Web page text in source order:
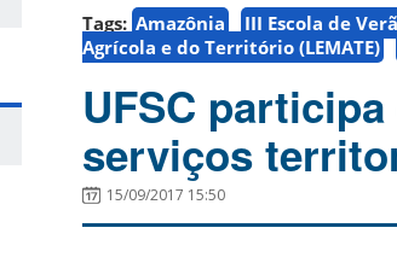
Tags: Amazônia III Escola de
Agrícola e do Território (LEMATE)
UFSC
serviços
15/09/2017 15:50